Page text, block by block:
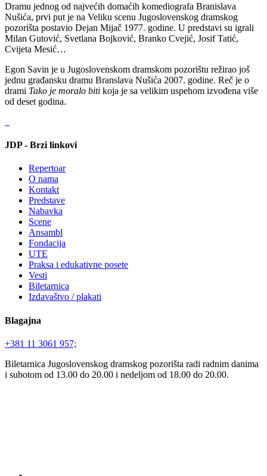
Dramu jednog od najvećih domaćih komediografa Branislava
Nušića, prvi put je na Veliku scenu Jugoslovenskog dramskog
pozorišta postavio Dejan Mijač 1977. godine. U predstavi su igrali
Milan Gutović, Svetlana Bojković, Branko Cvejić, Josif Tatić,
Cvijeta Mesić…
Egon Savin je u Jugoslovenskom dramskom pozorištu režirao još
jednu građansku dramu Branslava Nušića 2007. godine. Reč je o
drami Tako je moralo biti koja je sa velikim uspehom izvođena više
od deset godina.
JDP - Brzi linkovi
Repertoar
O nama
Kontakt
Predstave
Nabavka
Scene
Ansambl
Fondacija
UTE
Praksa i edukativne posete
Vesti
Biletarnica
Izdavaštvo / plakati
Blagajna
+381 11 3061 957;
Biletarnica Jugoslovenskog dramskog pozorišta radi radnim danima
i subotom od 13.00 do 20.00 i nedeljom od 18.00 do 20.00.